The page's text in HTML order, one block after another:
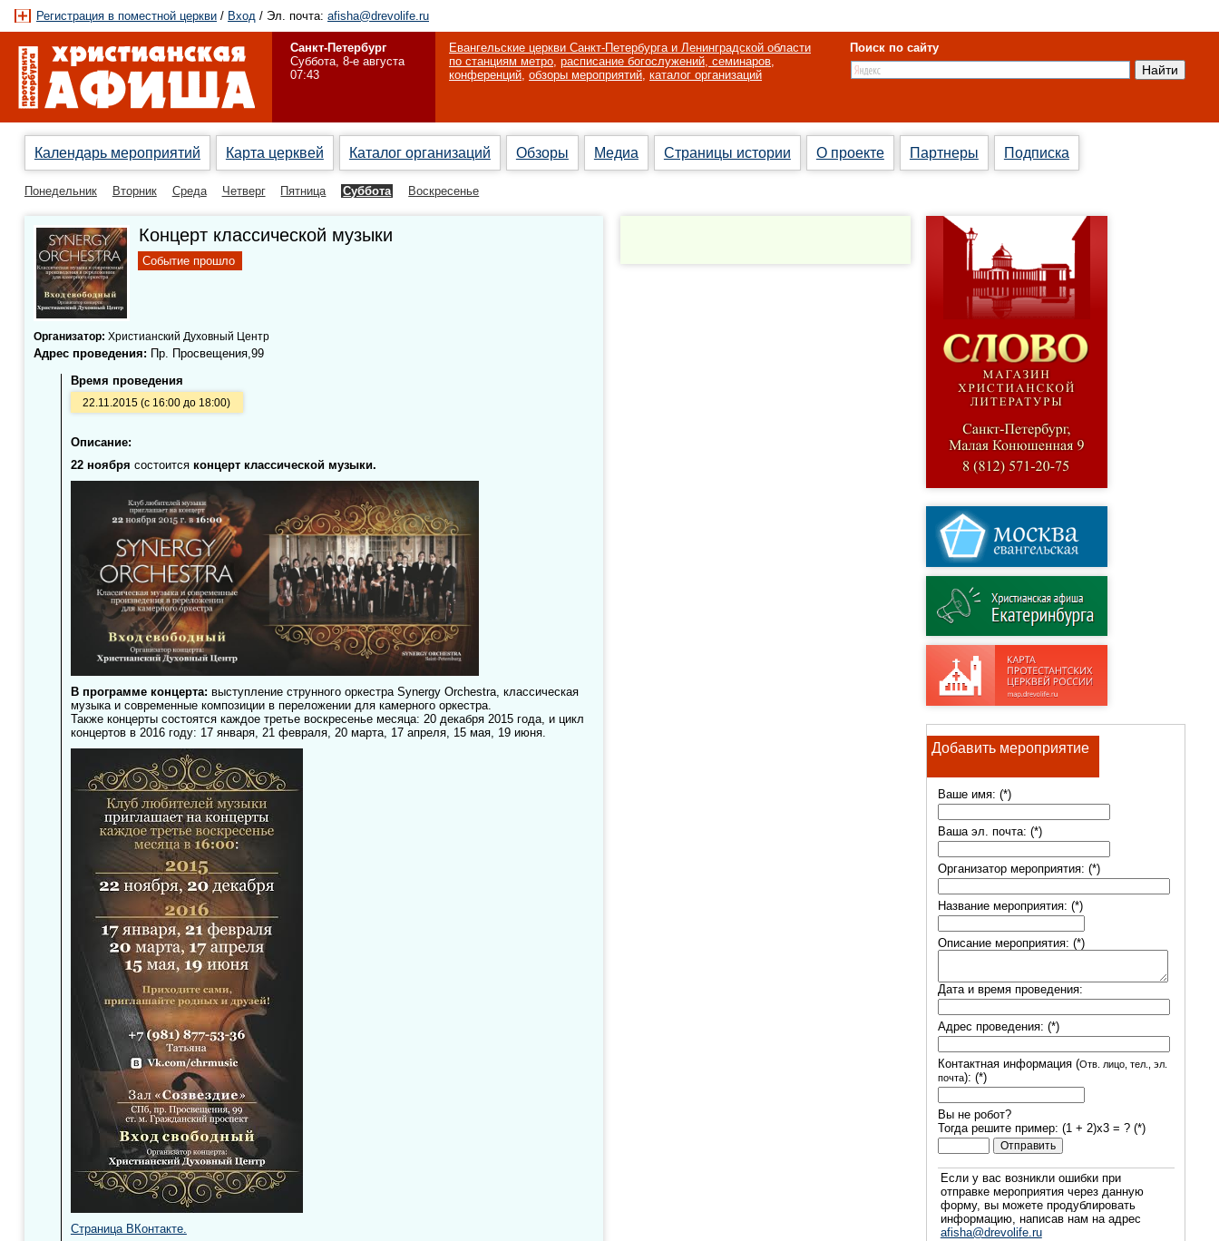
Регистрация в поместной церкви / Вход / Эл. почта: afisha@drevolife.ru
Санкт-Петербург
Суббота, 8-е августа
07:43
Евангельские церкви Санкт-Петербурга и Ленинградской области
по станциям метро, расписание богослужений, семинаров,
конференций, обзоры мероприятий, каталог организаций
Поиск по сайту
Календарь мероприятий Карта церквей Каталог организаций Обзоры Медиа Страницы истории О проекте Партнеры Подписка
Понедельник Вторник Среда Четверг Пятница Суббота Воскресенье
Концерт классической музыки
Событие прошло
Организатор: Христианский Духовный Центр
Адрес проведения: Пр. Просвещения,99
Время проведения
22.11.2015 (с 16:00 до 18:00)
Описание:
22 ноября состоится концерт классической музыки.
В программе концерта: выступление струнного оркестра Synergy Orchestra, классическая
музыка и современные композиции в переложении для камерного оркестра.
Также концерты состоятся каждое третье воскресенье месяца: 20 декабря 2015 года, и цикл
концертов в 2016 году: 17 января, 21 февраля, 20 марта, 17 апреля, 15 мая, 19 июня.
Страница ВКонтакте.
Добавить мероприятие
Ваше имя: (*)
Ваша эл. почта: (*)
Организатор мероприятия: (*)
Название мероприятия: (*)
Описание мероприятия: (*)
Дата и время проведения:
Адрес проведения: (*)
Контактная информация (Отв. лицо, тел., эл.
почта): (*)
Вы не робот?
Тогда решите пример: (1 + 2)х3 = ? (*)
Если у вас возникли ошибки при
отправке мероприятия через данную
форму, вы можете продублировать
информацию, написав нам на адрес
afisha@drevolife.ru